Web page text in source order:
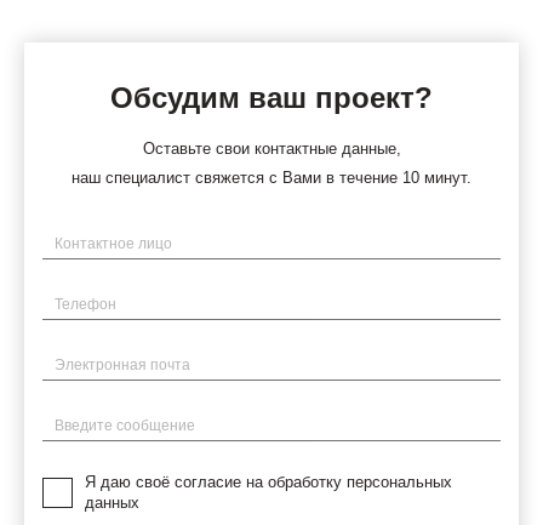
Обсудим ваш проект?
Оставьте свои контактные данные,
наш специалист свяжется с Вами в течение 10 минут.
Имя
Телефон
Электронная почта
Введите сообщение
Я даю своё согласие на обработку персональных
данных